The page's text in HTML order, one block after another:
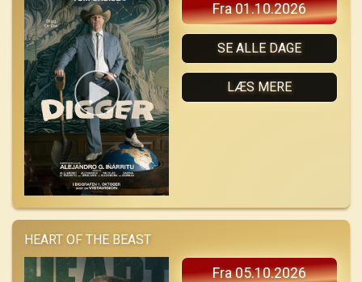
Fra 01.10.2026
SE ALLE DAGE
LÆS MERE
HEART OF THE BEAST
Fra 05.10.2026